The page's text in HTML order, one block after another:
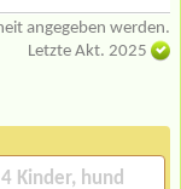
angegeben werden.
Letzte Akt. 2025